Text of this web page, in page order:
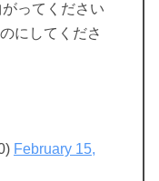
がってください
にしてくださ
February 15,